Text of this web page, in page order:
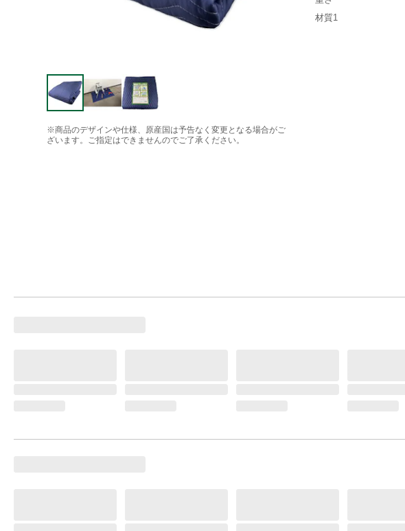
※商品のデザインや仕様、原産国は予告なく変更となる場合がご
ざいます。ご指定はできませんのでご了承ください。
材質1